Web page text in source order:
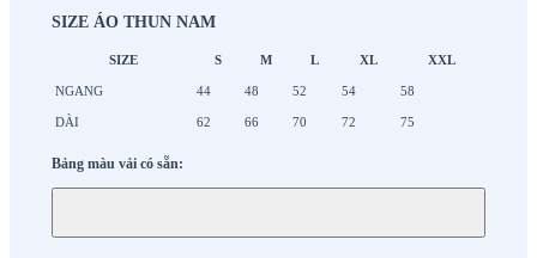
SIZE ÁO THUN NAM
SIZE S M L XL XXL
NGANG 44 48 52 54 58
DÀI 62 66 70 72 75
Bảng màu vải có sẵn: